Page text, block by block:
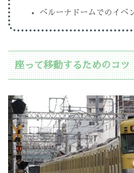
ベルーナドームでのイベ
座って移動するためのコツ